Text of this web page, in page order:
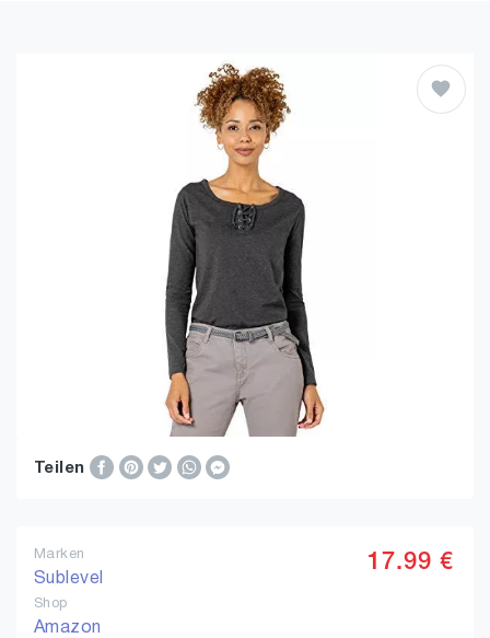
Teilen
Marken
Sublevel
Shop
Amazon
17.99 €